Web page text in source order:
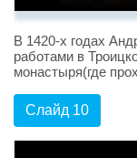
В 1420-х годах
работами в
монастыря(где
Слайд 10